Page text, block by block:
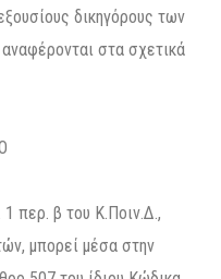
δικηγόρους των
στα σχετικά
περ. β του Κ.Ποιν.Δ.,
μπορεί μέσα στην